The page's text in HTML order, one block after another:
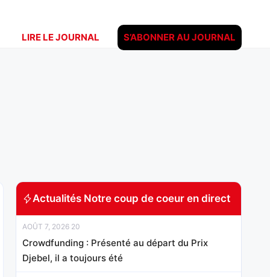
LIRE LE JOURNAL S’ABONNER AU JOURNAL
Actualités Notre coup de coeur en direct
AOÛT 7, 2026 20
Crowdfunding : Présenté au départ du Prix
Djebel, il a toujours été